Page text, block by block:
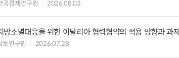
국경제연구원 2026.08.03
방소멸대응을 위한 이탈리아 협력협약의 적용 방향과 과제
토연구원 2026.07.28